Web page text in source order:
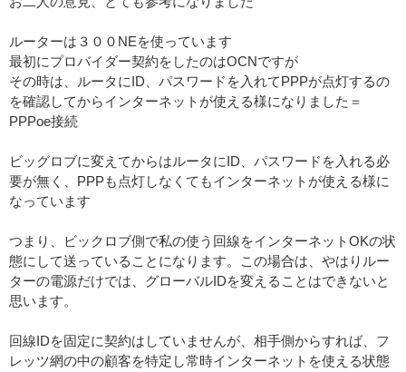
ルーターは３００NEを使っています
最初にプロバイダー契約をしたのはOCNですが
その時は、ルータにID、パスワードを入れてPPPが点灯するの
を確認してからインターネットが使える様になりました＝
PPPoe接続
ビッグロブに変えてからはルータにID、パスワードを入れる必
要が無く、PPPも点灯しなくてもインターネットが使える様に
なっています
つまり、ビックロブ側で私の使う回線をインターネットOKの状
態にして送っていることになります。この場合は、やはりルー
ターの電源だけでは、グローバルIDを変えることはできないと
思います。
回線IDを固定に契約はしていませんが、相手側からすれば、フ
レッツ網の中の顧客を特定し常時インターネットを使える状態